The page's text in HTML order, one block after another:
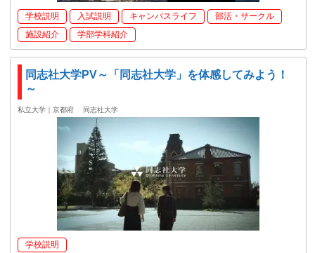
学校説明 入試説明 キャンパスライフ
部活・サークル
施設紹介
学部学科紹介
同志社大学PV～「同志社大学」を体感してみよう！
～
私立大学｜京都府 同志社大学
学校説明